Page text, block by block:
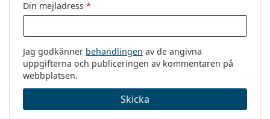
Din mejladress *
Jag godkänner behandlingen av de angivna
uppgifterna och publiceringen av kommentaren på
webbplatsen.
Skicka